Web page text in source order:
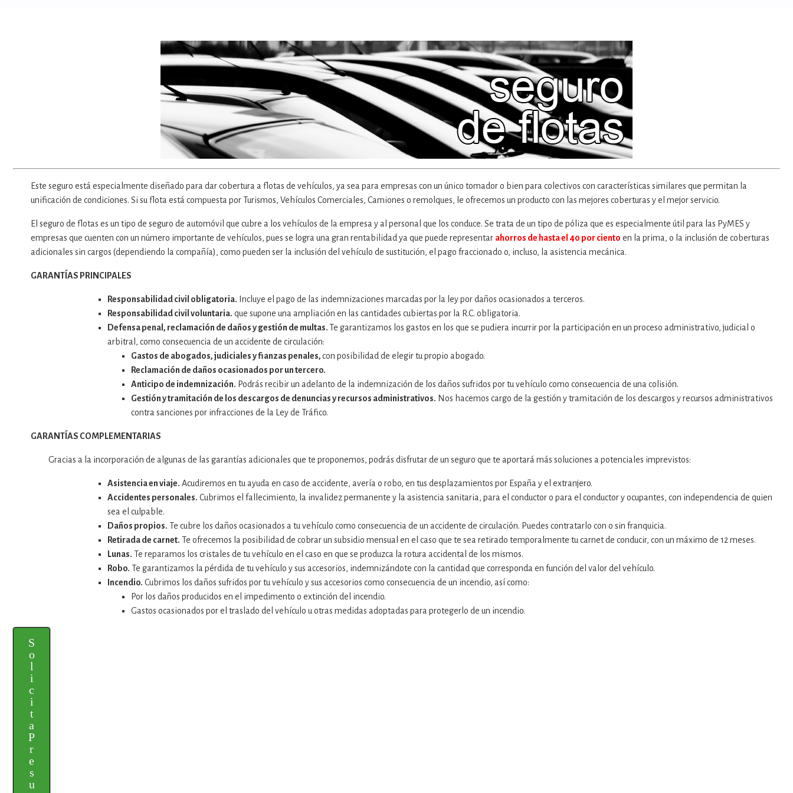
Este seguro está especialmente diseñado para dar cobertura a flotas de vehículos, ya sea para empresas con un único tomador o bien para colectivos con características similares que permitan la
unificación de condiciones. Si su flota está compuesta por Turismos, Vehículos Comerciales, Camiones o remolques, le ofrecemos un producto con las mejores coberturas y el mejor servicio.
El seguro de flotas es un tipo de seguro de automóvil que cubre a los vehículos de la empresa y al personal que los conduce. Se trata de un tipo de póliza que es especialmente útil para las PyMES y
empresas que cuenten con un número importante de vehículos, pues se logra una gran rentabilidad ya que puede representar ahorros de hasta el 40 por ciento en la prima, o la inclusión de coberturas
adicionales sin cargos (dependiendo la compañía), como pueden ser la inclusión del vehículo de sustitución, el pago fraccionado o, incluso, la asistencia mecánica.
GARANTÍAS PRINCIPALES
Responsabilidad civil obligatoria. Incluye el pago de las indemnizaciones marcadas por la ley por daños ocasionados a terceros.
Responsabilidad civil voluntaria. que supone una ampliación en las cantidades cubiertas por la R.C. obligatoria.
Defensa penal, reclamación de daños y gestión de multas. Te garantizamos los gastos en los que se pudiera incurrir por la participación en un proceso administrativo, judicial o
arbitral, como consecuencia de un accidente de circulación:
Gastos de abogados, judiciales y fianzas penales,con posibilidad de elegir tu propio abogado.
Reclamación de daños ocasionados por un tercero.
Anticipo de indemnización. Podrás recibir un adelanto de la indemnización de los daños sufridos por tu vehículo como consecuencia de una colisión.
Gestión y tramitación de los descargos de denuncias y recursos administrativos. Nos hacemos cargo de la gestión y tramitación de los descargos y recursos administrativos
contra sanciones por infracciones de la Ley de Tráfico.
GARANTÍAS COMPLEMENTARIAS
Gracias a la incorporación de algunas de las garantías adicionales que te proponemos, podrás disfrutar de un seguro que te aportará más soluciones a potenciales imprevistos:
Asistencia en viaje. Acudiremos en tu ayuda en caso de accidente, avería o robo, en tus desplazamientos por España y el extranjero.
Accidentes personales. Cubrimos el fallecimiento, la invalidez permanente y la asistencia sanitaria, para el conductor o para el conductor y ocupantes, con independencia de quien
sea el culpable.
Daños propios. Te cubre los daños ocasionados a tu vehículo como consecuencia de un accidente de circulación. Puedes contratarlo con o sin franquicia.
Retirada de carnet. Te ofrecemos la posibilidad de cobrar un subsidio mensual en el caso que te sea retirado temporalmente tu carnet de conducir, con un máximo de 12 meses.
Lunas. Te reparamos los cristales de tu vehículo en el caso en que se produzca la rotura accidental de los mismos.
Robo. Te garantizamos la pérdida de tu vehículo y sus accesorios, indemnizándote con la cantidad que corresponda en función del valor del vehículo.
Incendio. Cubrimos los daños sufridos por tu vehículo y sus accesorios como consecuencia de un incendio, así como:
Por los daños producidos en el impedimento o extinción del incendio.
Gastos ocasionados por el traslado del vehículo u otras medidas adoptadas para protegerlo de un incendio.
S
o
l
i
c
i
t
a
P
r
e
s
u